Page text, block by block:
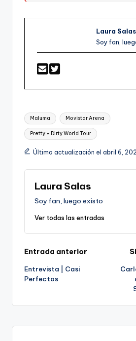
Laura Salas
Soy fan,
Etiquetas:
Maluma Movistar Arena
Pretty + Dirty World Tour
Última actualización el abril 6,
Laura Salas
Soy fan, luego existo
Ver todas las entradas
Navegación
de
Entrada anterior
Entrevista | Casi
Perfectos